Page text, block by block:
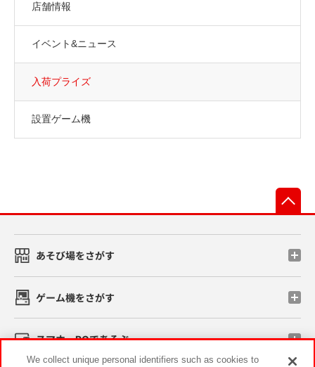
店舗情報
イベント&ニュース
入荷プライズ
設置ゲーム機
あそび場をさがす
ゲーム機をさがす
スマホ・PCであそぶ
We collect unique personal identifiers such as cookies to